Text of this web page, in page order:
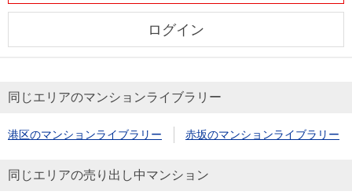
ログイン
同じエリアのマンションライブラリー
港区のマンションライブラリー 赤坂のマンションライブラリー
同じエリアの売り出し中マンション